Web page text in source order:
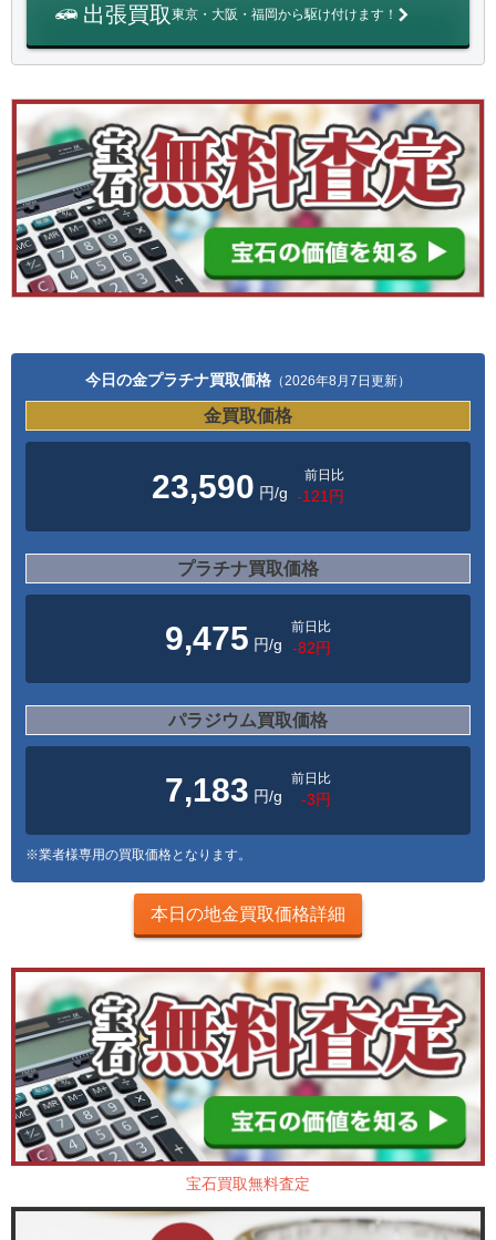
出張買取東京・大阪・福岡から駆け付けます！
今日の金プラチナ買取価格 （2026年8月7日更新）
金買取価格
23,590 円/g
前日比
-121円
プラチナ買取価格
9,475 円/g
前日比
-82円
パラジウム買取価格
7,183 円/g
前日比
-3円
※業者様専用の買取価格となります。
本日の地金買取価格詳細
宝石買取無料査定